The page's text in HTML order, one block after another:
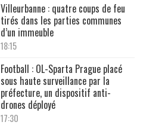
Villeurbanne : quatre coups de feu
tirés dans les parties communes
d’un immeuble
18:15
Football : OL-Sparta Prague placé
sous haute surveillance par la
préfecture, un dispositif anti-
drones déployé
17:30